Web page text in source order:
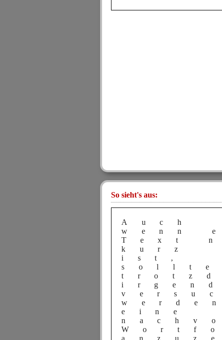
So sieht's aus:
Auch
wenn
Text
kurz
ist,
eine